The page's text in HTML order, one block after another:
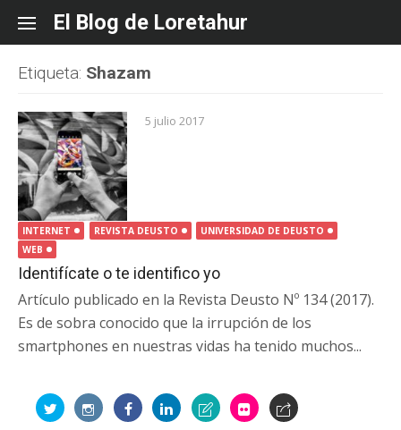
content
El Blog de Loretahur
Etiqueta: Shazam
5 julio 2017
INTERNET REVISTA DEUSTO
UNIVERSIDAD DE DEUSTO
WEB
Identifícate o te identifico yo
Artículo publicado en la Revista Deusto Nº 134 (2017).
Es de sobra conocido que la irrupción de los
smartphones en nuestras vidas ha tenido muchos...